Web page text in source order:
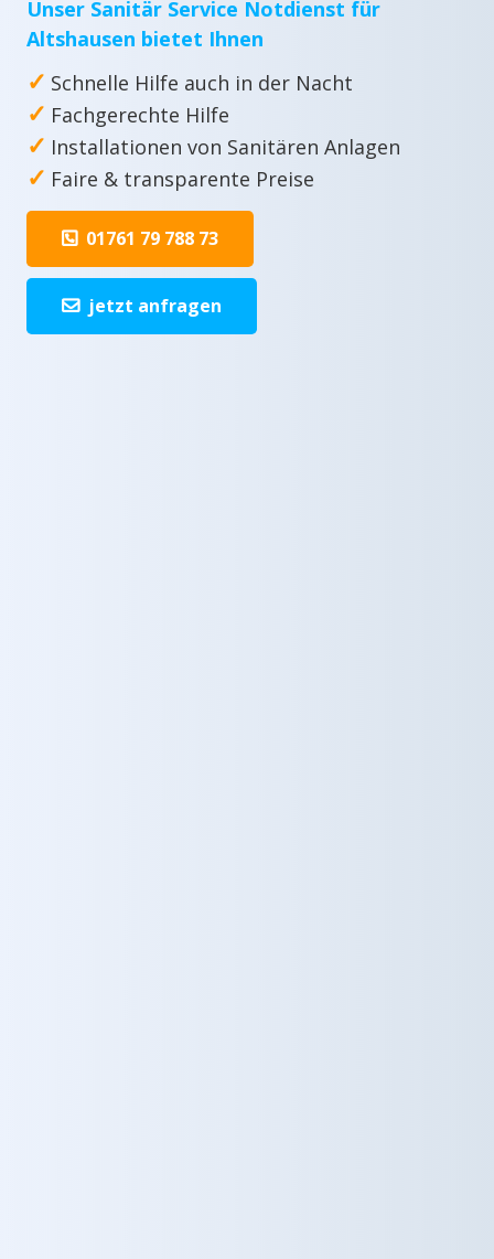
Unser Sanitär Service Notdienst für
Altshausen bietet Ihnen
✓ Schnelle Hilfe auch in der Nacht
✓ Fachgerechte Hilfe
✓ Installationen von Sanitären Anlagen
✓ Faire & transparente Preise
01761 79 788 73
jetzt anfragen